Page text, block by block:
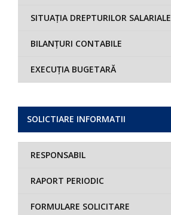
SITUAȚIA DREPTURILOR SALARIALE
BILANȚURI CONTABILE
EXECUȚIA BUGETARĂ
SOLICTIARE INFORMATII
RESPONSABIL
RAPORT PERIODIC
FORMULARE SOLICITARE